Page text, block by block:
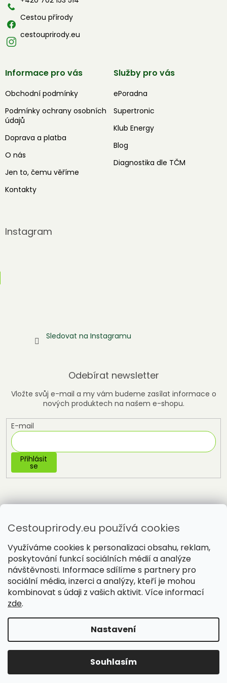
Cestouprirody.eu používá cookies
Využíváme cookies k personalizaci obsahu, reklam,
poskytování funkcí sociálních médií a analýze
návštěvnosti. Informace sdílíme s partnery pro
sociální média, inzerci a analýzy, kteří je mohou
kombinovat s údaji z vašich aktivit. Více informací
zde.
Nastavení
Souhlasím
Cestou přírody
cestouprirody.eu
Informace pro vás
Obchodní podmínky
Podmínky ochrany osobních
údajů
Doprava a platba
O nás
Jen to, čemu věříme
Kontakty
Služby pro vás
ePoradna
Supertronic
Klub Energy
Blog
Diagnostika dle TČM
Instagram
Sledovat na Instagramu
Odebírat newsletter
Vložte svůj e-mail a my vám budeme zasílat informace o
nových produktech na našem e-shopu.
E-mail
Přihlásit
se
Vytvořil Shoptet
Copyright 2026